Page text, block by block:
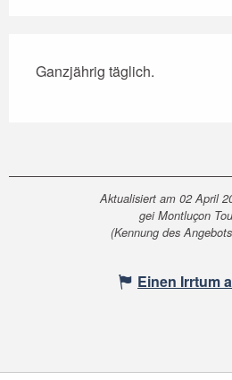
Ganzjährig täglich.
Aktualisiert am 02 April
gei Montluçon
(Kennung des
Einen Irrtum